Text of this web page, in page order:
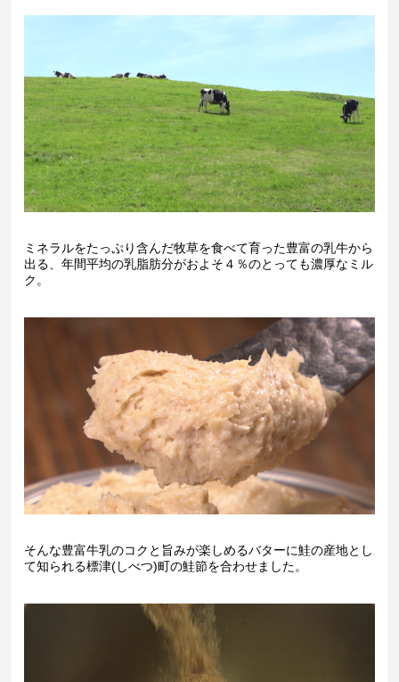
ミネラルをたっぷり含んだ牧草を食べて育った豊富の乳牛から
出る、年間平均の乳脂肪分がおよそ４％のとっても濃厚なミル
ク。
そんな豊富牛乳のコクと旨みが楽しめるバターに鮭の産地とし
て知られる標津(しべつ)町の鮭節を合わせました。